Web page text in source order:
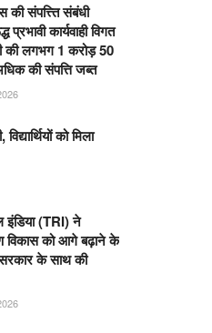
की संपत्त्ति संबंधी
प्रभावी कार्यवाही विगत
की लगभग 1 करोड़ 50
की संपत्ति जब्‍त
को मिला
इंडिया (TRI) ने
विकास को आगे बढ़ाने के
के साथ की